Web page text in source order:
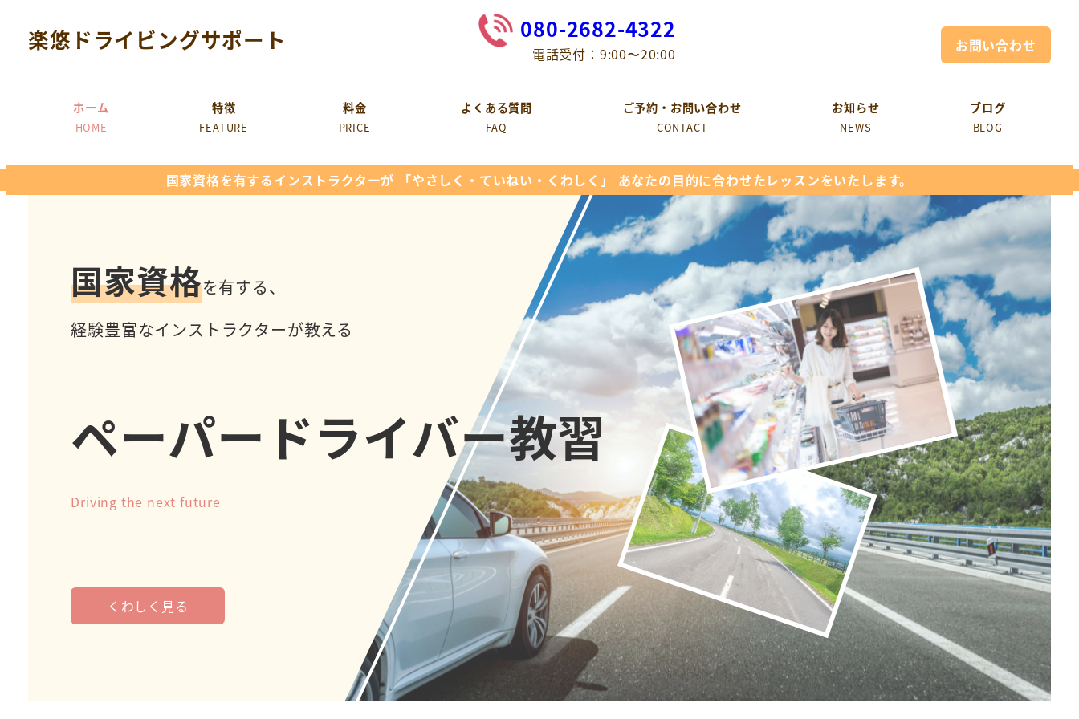
楽悠ドライビングサポート 080-2682-4322
電話受付：9:00〜20:00 お問い合わせ
ホーム
HOME
特徴
FEATURE
料金
PRICE
よくある質問
FAQ
ご予約・お問い合わせ
CONTACT
お知らせ
NEWS
ブログ
BLOG
国家資格を有するインストラクターが 「やさしく・ていねい・くわしく」 あなたの目的に合わせたレッスンをいたします。
国家資格を有する、
経験豊富なインストラクターが教える
ペーパードライバー教習
Driving the next future
くわしく見る